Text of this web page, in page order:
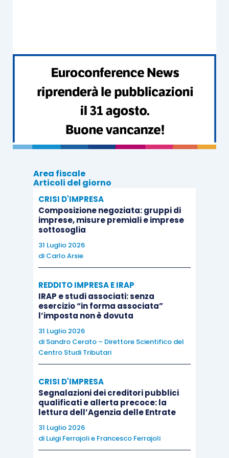
(SdI):
ricevuto correttamente il documento
fattura, SdI assegna un
proprio ed effettua i controlli previsti,
in caso di controlli con esito negativo, lo
SdI invia unanotifica di scartoal
nel caso di
trasmette la fattura elettronica al
destinatario;
nel caso dibuon esito della
trasmissione
trasmittente una ricevuta di consegna
della fattura elettronica;
nel caso in cui, per cause tecniche non
imputabili al SdI, la trasmissione al
destinatario non fosse possibile, lo SdI
notifica di mancata consegna;
lo SdI riceve notifica
riconoscimento/rifiuto della fattura
provvede adinoltrare al trasmittente
completamento del ciclo di
comunicazione degli esiti della
trasmissione della fattura elettronica. Le
Area fiscale
Articoli del giorno
CRISI D'IMPRESA
Composizione negoziata: gruppi di
imprese, misure premiali e imprese
sottosoglia
31 Luglio 2026
di Carlo Arsie
REDDITO IMPRESA E IRAP
IRAP e studi associati: senza
esercizio “in forma associata”
l’imposta non è dovuta
31 Luglio 2026
di Sandro Cerato – Direttore Scientifico del
Centro Studi Tributari
CRISI D'IMPRESA
Segnalazioni dei creditori pubblici
qualificati e allerta precoce: la
lettura dell’Agenzia delle Entrate
31 Luglio 2026
di Luigi Ferrajolie Francesco Ferrajoli